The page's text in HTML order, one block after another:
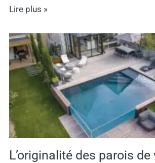
Lire plus »
L’originalité des parois de